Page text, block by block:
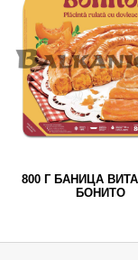
800 Г БАНИЦА
БОНИТО